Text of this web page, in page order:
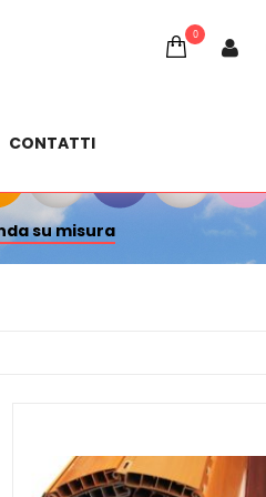
0
CONTATTI
MISURA
su misura